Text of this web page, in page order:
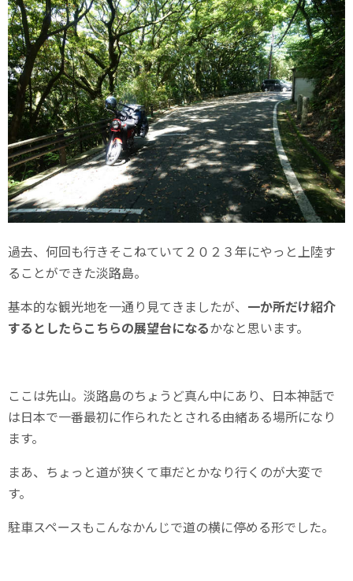
過去、何回も行きそこねていて２０２３年にやっと上陸す
ることができた淡路島。
基本的な観光地を一通り見てきましたが、 一か所だけ紹介
するとしたらこちらの展望台になるかなと思います。
ここは先山。淡路島のちょうど真ん中にあり、日本神話で
は日本で一番最初に作られたとされる由緒ある場所になり
ます。
まあ、ちょっと道が狭くて車だとかなり行くのが大変で
す。
駐車スペースもこんなかんじで道の横に停める形でした。